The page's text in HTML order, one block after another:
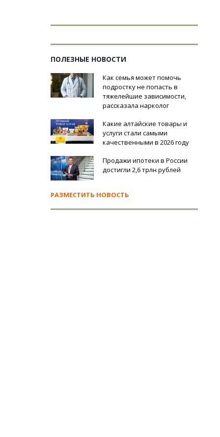
ПОЛЕЗНЫЕ НОВОСТИ
Как семья может помочь
подростку не попасть в
тяжелейшие зависимости,
рассказала нарколог
Какие алтайские товары и
услуги стали самыми
качественными в 2026 году
Продажи ипотеки в России
достигли 2,6 трлн рублей
РАЗМЕСТИТЬ НОВОСТЬ